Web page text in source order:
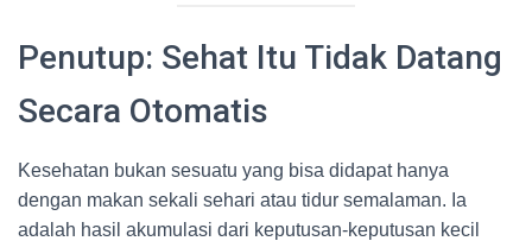
Penutup: Sehat Itu Tidak Datang
Secara Otomatis
Kesehatan bukan sesuatu yang bisa didapat hanya
dengan makan sekali sehari atau tidur semalaman. Ia
adalah hasil akumulasi dari keputusan-keputusan kecil